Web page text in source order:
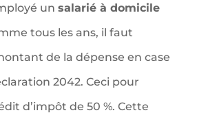
un salarié à domicile
tous les ans, il faut
de la dépense en case
2042. Ceci pour
d’impôt de 50 %. Cette